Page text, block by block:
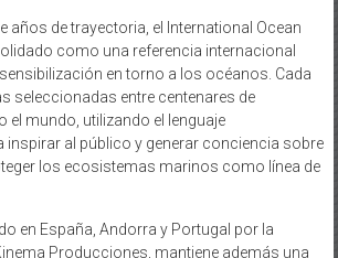
años de trayectoria, el International Ocean
como una referencia internacional
en torno a los océanos. Cada
seleccionadas entre centenares de
el mundo, utilizando el lenguaje
inspirar al público y generar conciencia sobre
los ecosistemas marinos como línea de
en España, Andorra y Portugal por la
Producciones, mantiene además una